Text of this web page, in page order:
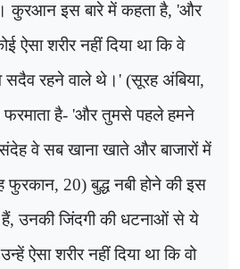
कुरआन इस बारे में कहता है, 'और
ऐसा शरीर नहीं दिया था कि वे
रहने वाले थे।' (सूरह अंबिया,
है- 'और तुमसे पहले हमने
वे सब खाना खाते और बाजारों में
फुरकान, 20)बुद्ध नबी होने की इस
,उनकी जिंदगी की धटनाओं से ये
ऐसा शरीर नहीं दिया था कि वो